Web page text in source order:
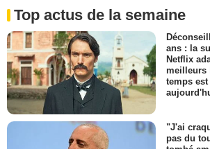
Top actus de la semaine
ans : la
Netflix
meilleurs
temps
"J'ai
pas du